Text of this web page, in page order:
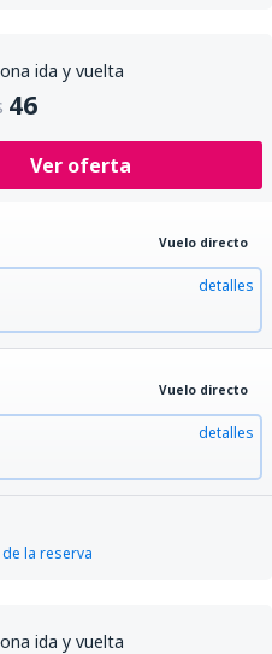
ida y vuelta
46
Ver oferta
Vuelo directo
detalles
Vuelo directo
detalles
la reserva
ida y vuelta